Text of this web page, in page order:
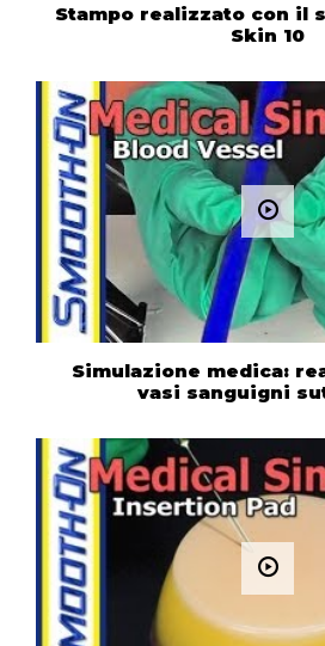
Stampo realizzato con il
Skin 10
Simulazione medica:
vasi sanguigni